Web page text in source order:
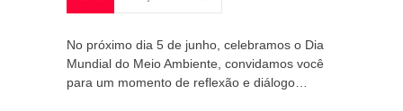
No próximo dia 5 de junho, celebramos o Dia
Mundial do Meio Ambiente, convidamos você
para um momento de reflexão e diálogo…